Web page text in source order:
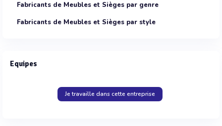
Fabricants de Meubles et Sièges par genre
Fabricants de Meubles et Sièges par style
Equipes
Je travaille dans cette entreprise